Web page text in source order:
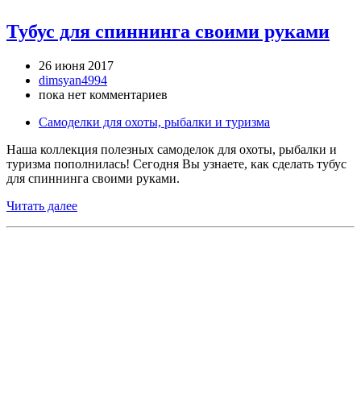
Тубус для спиннинга своими руками
26 июня 2017
dimsyan4994
пока нет комментариев
Самоделки для охоты, рыбалки и туризма
Наша коллекция полезных самоделок для охоты, рыбалки и
туризма пополнилась! Сегодня Вы узнаете, как сделать тубус
для спиннинга своими руками.
Читать далее